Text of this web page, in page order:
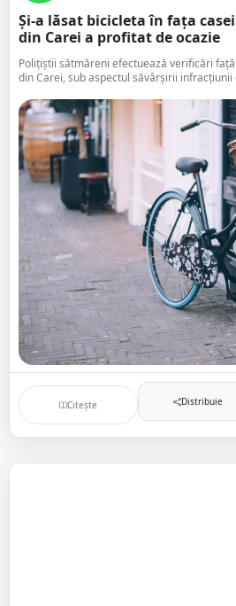
Și-a lăsat bicicleta în fața
din Carei a profitat de ocazie
Polițiștii sătmăreni efectuează verificări
din Carei, sub aspectul săvârșirii
Citește Distribuie